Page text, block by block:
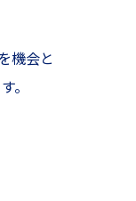
機会と
。